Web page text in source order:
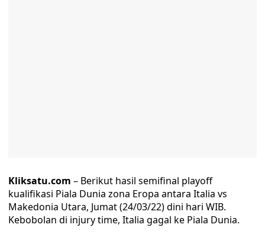
Kliksatu.com – Berikut hasil semifinal playoff
kualifikasi Piala Dunia zona Eropa antara Italia vs
Makedonia Utara, Jumat (24/03/22) dini hari WIB.
Kebobolan di injury time, Italia gagal ke Piala Dunia.